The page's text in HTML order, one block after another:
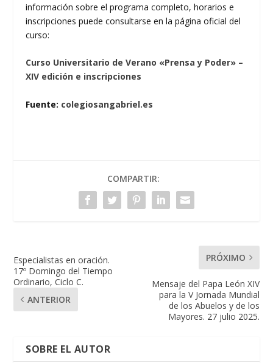
información sobre el programa completo, horarios e
inscripciones puede consultarse en la página oficial del
curso:
Curso Universitario de Verano «Prensa y Poder» –
XIV edición e inscripciones
Fuente: colegiosangabriel.es
COMPARTIR:
Especialistas en oración.
17º Domingo del Tiempo
Ordinario, Ciclo C.
ANTERIOR
PRÓXIMO
Mensaje del Papa León XIV
para la V Jornada Mundial
de los Abuelos y de los
Mayores. 27 julio 2025.
SOBRE EL AUTOR